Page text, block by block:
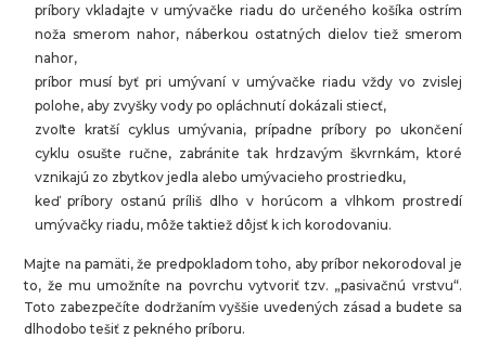
príbory vkladajte v umývačke riadu do určeného košíka ostrím
noža smerom nahor, náberkou ostatných dielov tiež smerom
nahor,
príbor musí byť pri umývaní v umývačke riadu vždy vo zvislej
polohe, aby zvyšky vody po opláchnutí dokázali stiecť,
zvoľte kratší cyklus umývania, prípadne príbory po ukončení
cyklu osušte ručne, zabránite tak hrdzavým škvrnkám, ktoré
vznikajú zo zbytkov jedla alebo umývacieho prostriedku,
keď príbory ostanú príliš dlho v horúcom a vlhkom prostredí
umývačky riadu, môže taktiež dôjsť k ich korodovaniu.
Majte na pamäti, že predpokladom toho, aby príbor nekorodoval je
to, že mu umožníte na povrchu vytvoriť tzv. „pasivačnú vrstvu“.
Toto zabezpečíte dodržaním vyššie uvedených zásad a budete sa
dlhodobo tešiť z pekného príboru.